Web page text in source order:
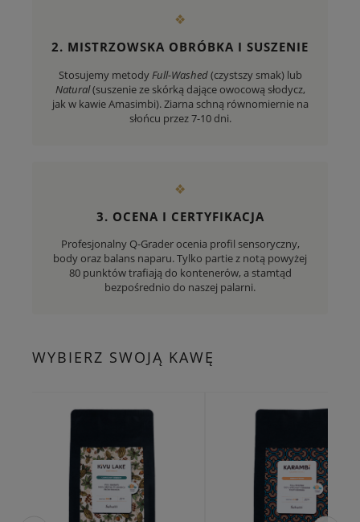
❖
2. MISTRZOWSKA OBRÓBKA I SUSZENIE
Stosujemy metodyFull-Washed(czystszy smak) lub
Natural(suszenie ze skórką dające owocową słodycz,
jak w kawie Amasimbi). Ziarna schną równomiernie na
słońcu przez 7-10 dni.
❖
3. OCENA I CERTYFIKACJA
Profesjonalny Q-Grader ocenia profil sensoryczny,
body oraz balans naparu. Tylko partie z notą powyżej
80 punktów trafiają do kontenerów, a stamtąd
bezpośrednio do naszej palarni.
WYBIERZ SWOJĄ KAWĘ